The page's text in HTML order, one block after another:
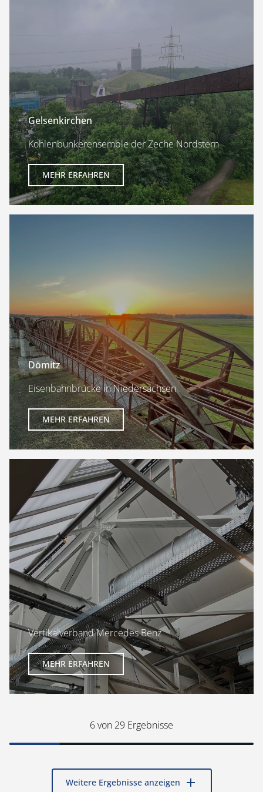
Gelsenkirchen
Kohlenbunkerensemble der Zeche Nordstern
MEHR ERFAHREN
Dömitz
Eisenbahnbrücke in Niedersachsen
MEHR ERFAHREN
Vertikalverband Mercedes Benz
MEHR ERFAHREN
6von 29 Ergebnisse
Weitere Ergebnisse anzeigen add